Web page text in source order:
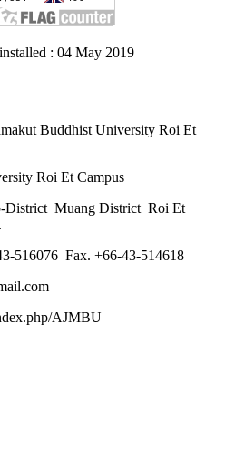
: 04 May 2019
Buddhist University Roi Et
Roi Et Campus
District Muang District Roi Et
516076 Fax. +66-43-514618
AJMBU